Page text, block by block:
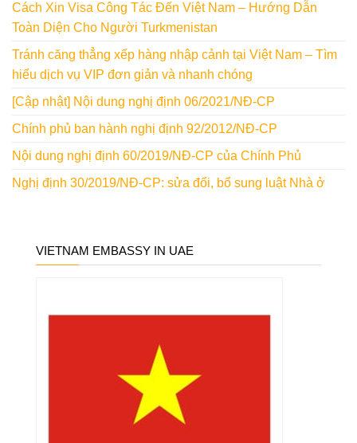
Cách Xin Visa Công Tác Đến Việt Nam – Hướng Dẫn
Toàn Diện Cho Người Turkmenistan
Tránh căng thẳng xếp hàng nhập cảnh tại Việt Nam – Tìm
hiểu dịch vụ VIP đơn giản và nhanh chóng
[Cập nhật] Nội dung nghị định 06/2021/NĐ-CP
Chính phủ ban hành nghị định 92/2012/NĐ-CP
Nội dung nghị định 60/2019/NĐ-CP của Chính Phủ
Nghị định 30/2019/NĐ-CP: sửa đổi, bổ sung luật Nhà ở
VIETNAM EMBASSY IN UAE